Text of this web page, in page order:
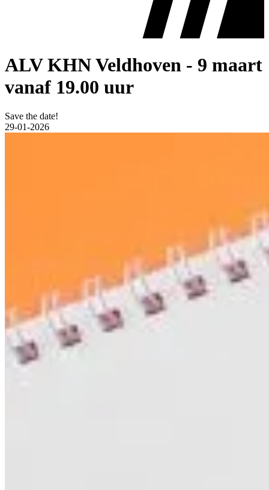
ALV KHN Veldhoven - 9 maart
vanaf 19.00 uur
Save the date!
29-01-2026